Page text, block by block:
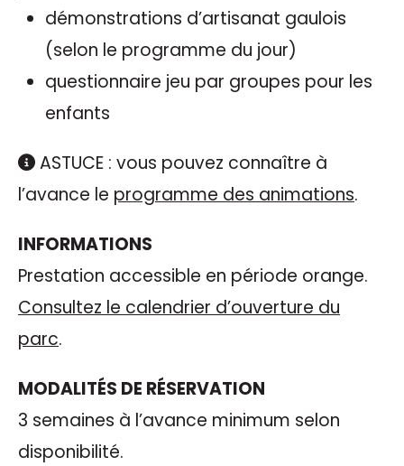
démonstrations d’artisanat gaulois
(selon le programme du jour)
questionnaire jeu par groupes pour les
enfants
ASTUCE : vous pouvez connaître à
l’avance le programme des animations.
INFORMATIONS
Prestation accessible en période orange.
Consultez le calendrier d’ouverture du
parc.
MODALITÉS DE RÉSERVATION
3 semaines à l’avance minimum selon
disponibilité.